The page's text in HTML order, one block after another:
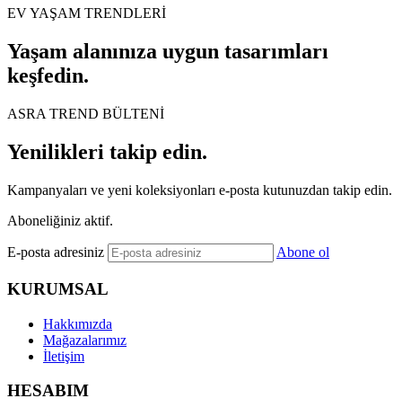
EV YAŞAM TRENDLERİ
Yaşam alanınıza uygun tasarımları
keşfedin.
ASRA TREND BÜLTENİ
Yenilikleri takip edin.
Kampanyaları ve yeni koleksiyonları e-posta kutunuzdan takip edin.
Aboneliğiniz aktif.
E-posta adresiniz Abone ol
KURUMSAL
Hakkımızda
Mağazalarımız
İletişim
HESABIM